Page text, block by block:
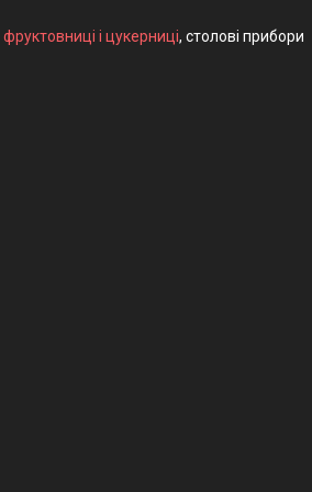
фруктовниці і цукерниці, столові прибори